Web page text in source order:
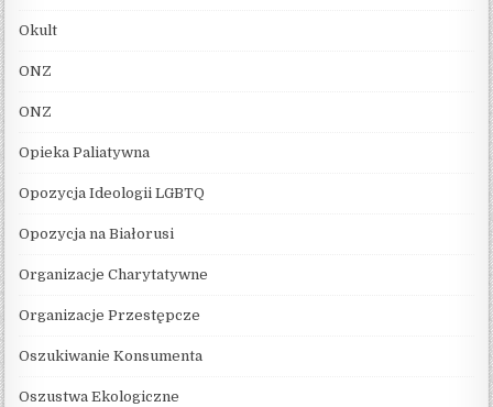
Okult
ONZ
ONZ
Opieka Paliatywna
Opozycja Ideologii LGBTQ
Opozycja na Białorusi
Organizacje Charytatywne
Organizacje Przestępcze
Oszukiwanie Konsumenta
Oszustwa Ekologiczne